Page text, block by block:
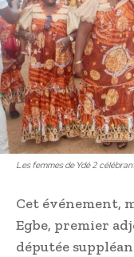
Les femmes de Ydé 2
Cet événement,
Egbe, premier
députée